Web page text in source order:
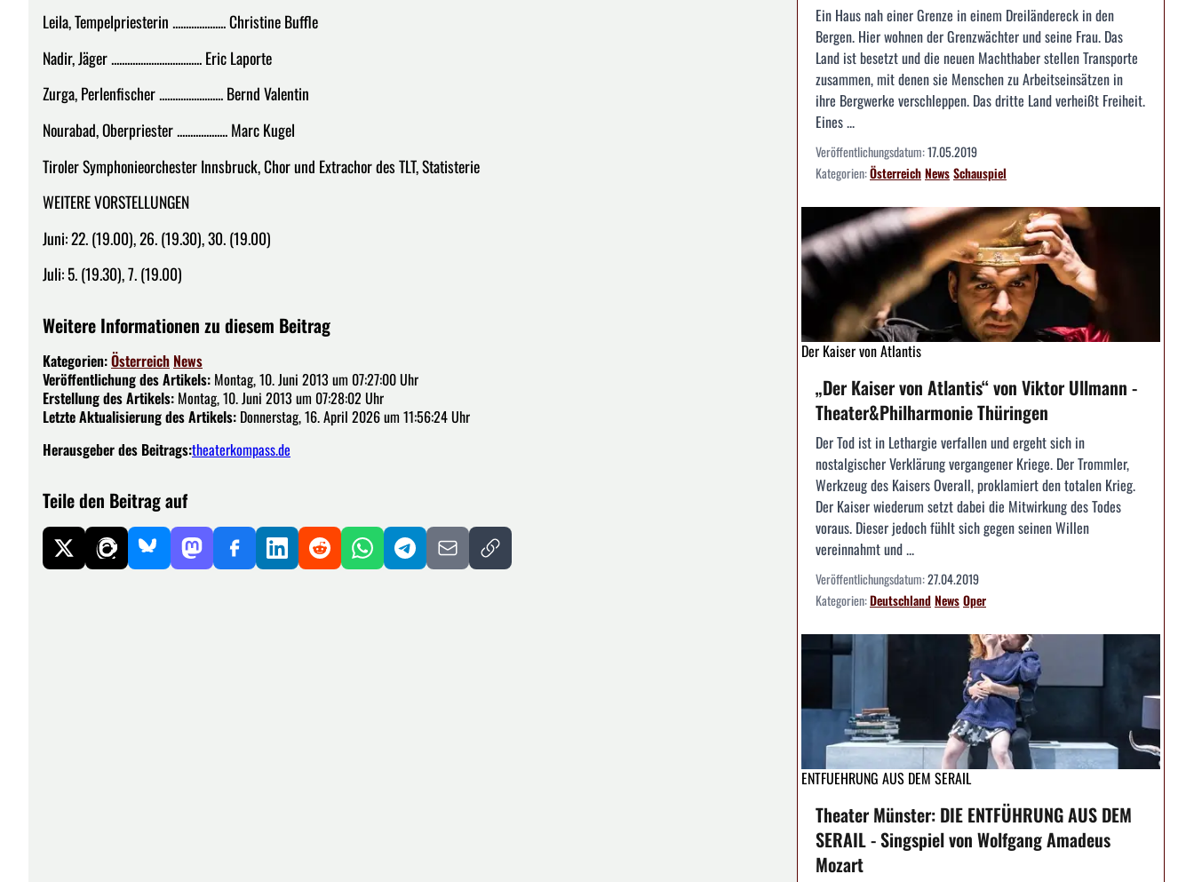
Leila, Tempelpriesterin .................... Christine Buffle
Nadir, Jäger .................................. Eric Laporte
Zurga, Perlenfischer ........................ Bernd Valentin
Nourabad, Oberpriester ................... Marc Kugel
Tiroler Symphonieorchester Innsbruck, Chor und Extrachor des TLT, Statisterie
WEITERE VORSTELLUNGEN
Juni: 22. (19.00), 26. (19.30), 30. (19.00)
Juli: 5. (19.30), 7. (19.00)
Weitere Informationen zu diesem Beitrag
Kategorien:Österreich News
Veröffentlichung des Artikels: Montag, 10. Juni 2013 um 07:27:00 Uhr
Erstellung des Artikels: Montag, 10. Juni 2013 um 07:28:02 Uhr
Letzte Aktualisierung des Artikels: Donnerstag, 16. April 2026 um 11:56:24 Uhr
Herausgeber des Beitrags:theaterkompass.de
Teile den Beitrag auf
Ein Haus nah einer Grenze in einem Dreiländereck in den
Bergen. Hier wohnen der Grenzwächter und seine Frau. Das
Land ist besetzt und die neuen Machthaber stellen Transporte
zusammen, mit denen sie Menschen zu Arbeitseinsätzen in
ihre Bergwerke verschleppen. Das dritte Land verheißt Freiheit.
Eines ...
Veröffentlichungsdatum:17.05.2019
Kategorien:ÖsterreichNewsSchauspiel
Der Kaiser von Atlantis
„Der Kaiser von Atlantis“ von Viktor Ullmann -
Theater&Philharmonie Thüringen
Der Tod ist in Lethargie verfallen und ergeht sich in
nostalgischer Verklärung vergangener Kriege. Der Trommler,
Werkzeug des Kaisers Overall, proklamiert den totalen Krieg.
Der Kaiser wiederum setzt dabei die Mitwirkung des Todes
voraus. Dieser jedoch fühlt sich gegen seinen Willen
vereinnahmt und ...
Veröffentlichungsdatum:27.04.2019
Kategorien:DeutschlandNewsOper
ENTFUEHRUNG AUS DEM SERAIL
Theater Münster: DIE ENTFÜHRUNG AUS DEM
SERAIL - Singspiel von Wolfgang Amadeus
Mozart